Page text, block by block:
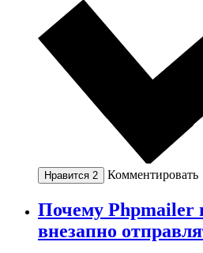
Нравится 2 Комментировать
Почему Phpmailer
внезапно